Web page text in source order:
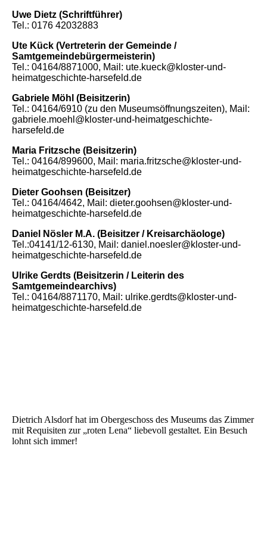
Uwe Dietz (Schriftführer)
Tel.: 0176 42032883
Ute Kück (Vertreterin der Gemeinde /
Samtgemeindebürgermeisterin)
Tel.: 04164/8871000, Mail: ute.kueck@kloster-und-
heimatgeschichte-harsefeld.de
Gabriele Möhl (Beisitzerin)
Tel.: 04164/6910 (zu den Museumsöffnungszeiten), Mail:
gabriele.moehl@kloster-und-heimatgeschichte-
harsefeld.de
Maria Fritzsche (Beisitzerin)
Tel.: 04164/899600, Mail: maria.fritzsche@kloster-und-
heimatgeschichte-harsefeld.de
Dieter Goohsen (Beisitzer)
Tel.: 04164/4642, Mail: dieter.goohsen@kloster-und-
heimatgeschichte-harsefeld.de
Daniel Nösler M.A. (Beisitzer / Kreisarchäologe)
Tel.:04141/12-6130, Mail: daniel.noesler@kloster-und-
heimatgeschichte-harsefeld.de
Ulrike Gerdts (Beisitzerin / Leiterin des
Samtgemeindearchivs)
Tel.: 04164/8871170, Mail: ulrike.gerdts@kloster-und-
heimatgeschichte-harsefeld.de
Dietrich Alsdorf hat im Obergeschoss des Museums das Zimmer
mit Requisiten zur „roten Lena“ liebevoll gestaltet. Ein Besuch
lohnt sich immer!